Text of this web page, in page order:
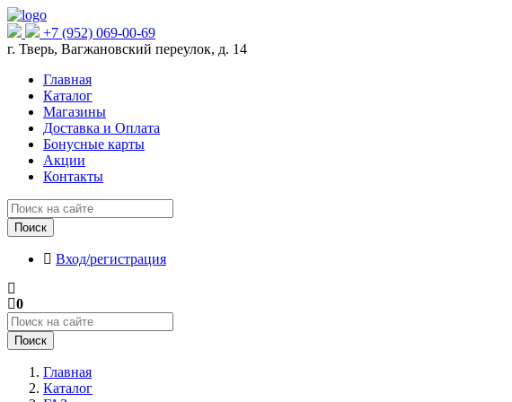
+7 (952) 069-00-69
г. Тверь, Вагжановский переулок, д. 14
Главная
Каталог
Магазины
Доставка и Оплата
Бонусные карты
Акции
Контакты
Поиск
Вход/регистрация
0
Поиск
Главная
Каталог